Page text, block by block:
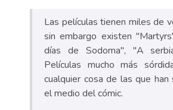
Las películas tienen miles de
sin embargo existen
días de Sodoma", "A
Películas mucho más
cualquier cosa de las que han
el medio del cómic.